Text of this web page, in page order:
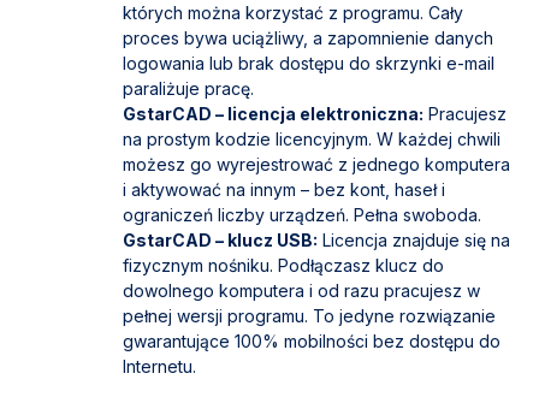
których można korzystać z programu. Cały
proces bywa uciążliwy, a zapomnienie danych
logowania lub brak dostępu do skrzynki e-mail
paraliżuje pracę.
GstarCAD – licencja elektroniczna: Pracujesz
na prostym kodzie licencyjnym. W każdej chwili
możesz go wyrejestrować z jednego komputera
i aktywować na innym – bez kont, haseł i
ograniczeń liczby urządzeń. Pełna swoboda.
GstarCAD – klucz USB: Licencja znajduje się na
fizycznym nośniku. Podłączasz klucz do
dowolnego komputera i od razu pracujesz w
pełnej wersji programu. To jedyne rozwiązanie
gwarantujące 100% mobilności bez dostępu do
Internetu.